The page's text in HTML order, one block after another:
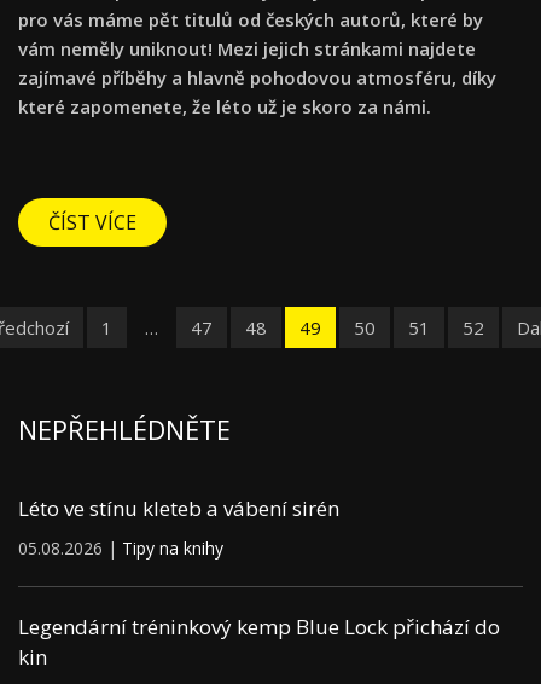
pro vás máme pět titulů od českých autorů, které by
vám neměly uniknout! Mezi jejich stránkami najdete
zajímavé příběhy a hlavně pohodovou atmosféru, díky
které zapomenete, že léto už je skoro za námi.
ČÍST VÍCE
1 … 47 48 49 50 51 52
NEPŘEHLÉDNĚTE
Léto ve stínu kleteb a vábení sirén
05.08.2026 | Tipy na knihy
Legendární tréninkový kemp Blue Lock přichází do
kin